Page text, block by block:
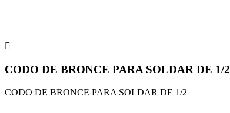

CODO DE BRONCE PARA SOLDAR DE 1/2
CODO DE BRONCE PARA SOLDAR DE 1/2